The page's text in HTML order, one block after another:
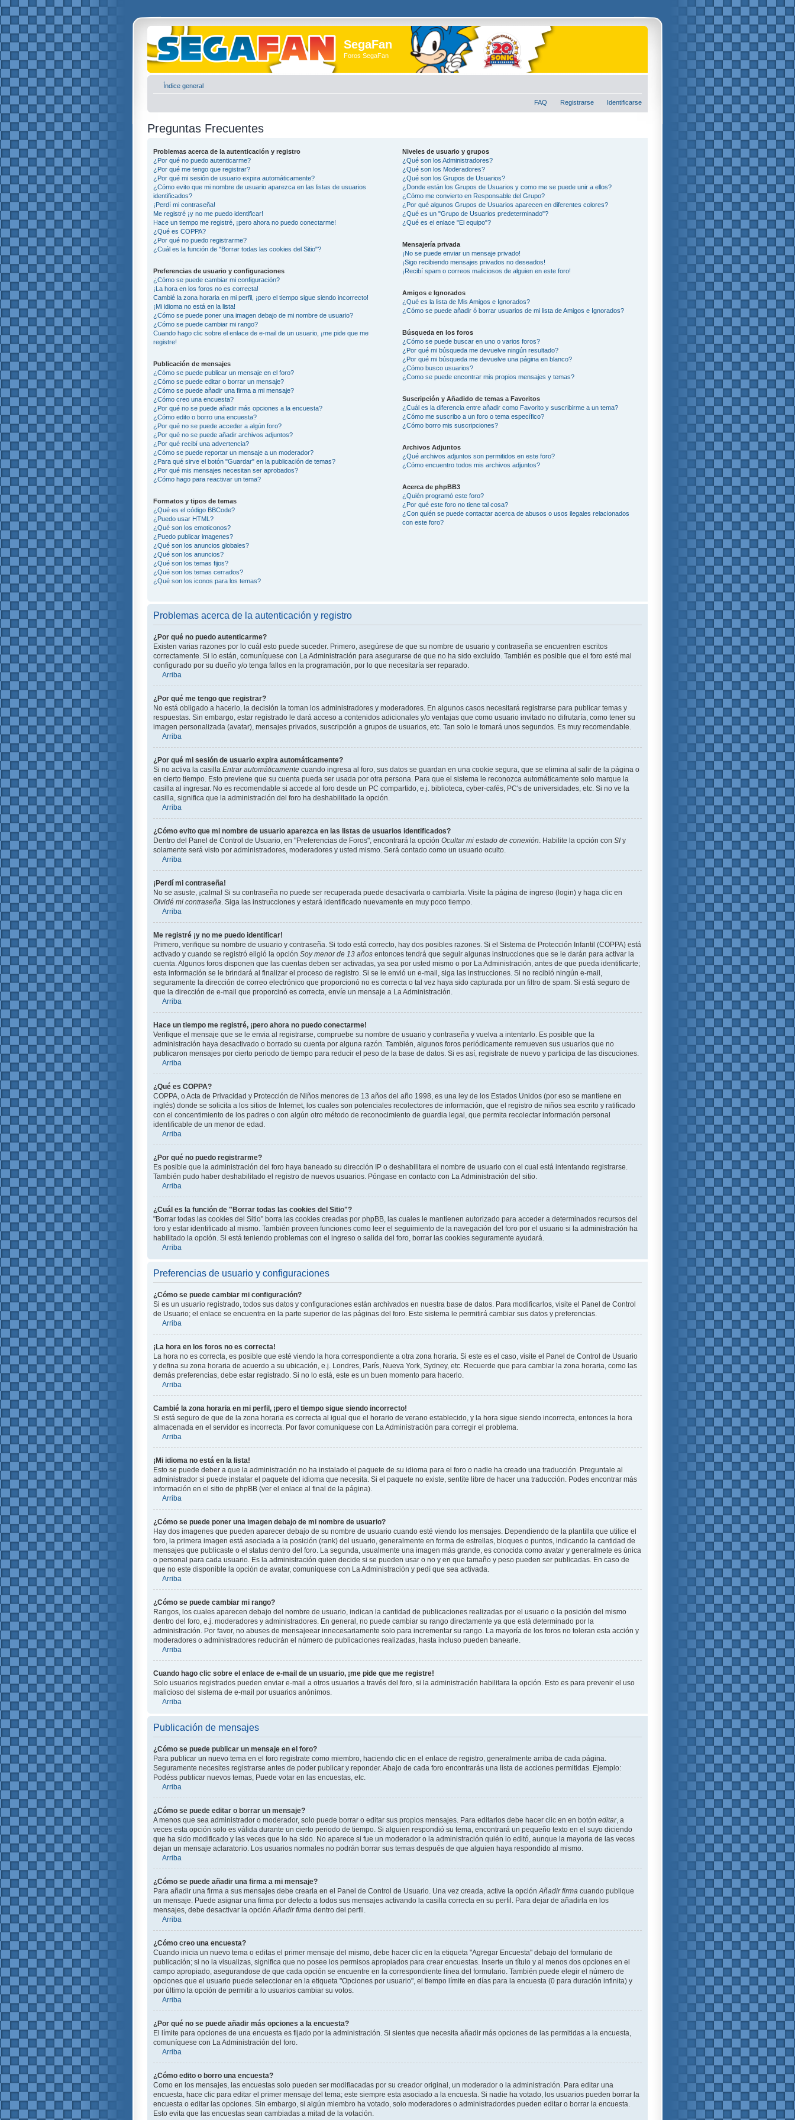
SegaFan
Foros SegaFan
Índice general
FAQ Registrarse Identificarse
Preguntas Frecuentes
Problemas acerca de la autenticación y registro
¿Por qué no puedo autenticarme?
¿Por qué me tengo que registrar?
¿Por qué mi sesión de usuario expira automáticamente?
¿Cómo evito que mi nombre de usuario aparezca en las listas de usuarios
identificados?
¡Perdí mi contraseña!
Me registré ¡y no me puedo identificar!
Hace un tiempo me registré, ¡pero ahora no puedo conectarme!
¿Qué es COPPA?
¿Por qué no puedo registrarme?
¿Cuál es la función de "Borrar todas las cookies del Sitio"?
Preferencias de usuario y configuraciones
¿Cómo se puede cambiar mi configuración?
¡La hora en los foros no es correcta!
Cambié la zona horaria en mi perfil, ¡pero el tiempo sigue siendo incorrecto!
¡Mi idioma no está en la lista!
¿Cómo se puede poner una imagen debajo de mi nombre de usuario?
¿Cómo se puede cambiar mi rango?
Cuando hago clic sobre el enlace de e-mail de un usuario, ¡me pide que me
registre!
Publicación de mensajes
¿Cómo se puede publicar un mensaje en el foro?
¿Cómo se puede editar o borrar un mensaje?
¿Cómo se puede añadir una firma a mi mensaje?
¿Cómo creo una encuesta?
¿Por qué no se puede añadir más opciones a la encuesta?
¿Cómo edito o borro una encuesta?
¿Por qué no se puede acceder a algún foro?
¿Por qué no se puede añadir archivos adjuntos?
¿Por qué recibí una advertencia?
¿Cómo se puede reportar un mensaje a un moderador?
¿Para qué sirve el botón "Guardar" en la publicación de temas?
¿Por qué mis mensajes necesitan ser aprobados?
¿Cómo hago para reactivar un tema?
Formatos y tipos de temas
¿Qué es el código BBCode?
¿Puedo usar HTML?
¿Qué son los emoticonos?
¿Puedo publicar imagenes?
¿Qué son los anuncios globales?
¿Qué son los anuncios?
¿Qué son los temas fijos?
¿Qué son los temas cerrados?
¿Qué son los iconos para los temas?
Niveles de usuario y grupos
¿Qué son los Administradores?
¿Qué son los Moderadores?
¿Qué son los Grupos de Usuarios?
¿Donde están los Grupos de Usuarios y como me se puede unir a ellos?
¿Cómo me convierto en Responsable del Grupo?
¿Por qué algunos Grupos de Usuarios aparecen en diferentes colores?
¿Qué es un "Grupo de Usuarios predeterminado"?
¿Qué es el enlace "El equipo"?
Mensajería privada
¡No se puede enviar un mensaje privado!
¡Sigo recibiendo mensajes privados no deseados!
¡Recibí spam o correos maliciosos de alguien en este foro!
Amigos e Ignorados
¿Qué es la lista de Mis Amigos e Ignorados?
¿Cómo se puede añadir ó borrar usuarios de mi lista de Amigos e Ignorados?
Búsqueda en los foros
¿Cómo se puede buscar en uno o varios foros?
¿Por qué mi búsqueda me devuelve ningún resultado?
¿Por qué mi búsqueda me devuelve una página en blanco?
¿Cómo busco usuarios?
¿Como se puede encontrar mis propios mensajes y temas?
Suscripción y Añadido de temas a Favoritos
¿Cuál es la diferencia entre añadir como Favorito y suscribirme a un tema?
¿Cómo me suscribo a un foro o tema específico?
¿Cómo borro mis suscripciones?
Archivos Adjuntos
¿Qué archivos adjuntos son permitidos en este foro?
¿Cómo encuentro todos mis archivos adjuntos?
Acerca de phpBB3
¿Quién programó este foro?
¿Por qué este foro no tiene tal cosa?
¿Con quién se puede contactar acerca de abusos o usos ilegales relacionados
con este foro?
Problemas acerca de la autenticación y registro
¿Por qué no puedo autenticarme?
Existen varias razones por lo cuál esto puede suceder. Primero, asegúrese de que su nombre de usuario y contraseña se encuentren escritos
correctamente. Si lo están, comuníquese con La Administración para asegurarse de que no ha sido excluído. También es posible que el foro esté mal
configurado por su dueño y/o tenga fallos en la programación, por lo que necesitaría ser reparado.
Arriba
¿Por qué me tengo que registrar?
No está obligado a hacerlo, la decisión la toman los administradores y moderadores. En algunos casos necesitará registrarse para publicar temas y
respuestas. Sin embargo, estar registrado le dará acceso a contenidos adicionales y/o ventajas que como usuario invitado no difrutaría, como tener su
imagen personalizada (avatar), mensajes privados, suscripción a grupos de usuarios, etc. Tan solo le tomará unos segundos. Es muy recomendable.
Arriba
¿Por qué mi sesión de usuario expira automáticamente?
Si no activa la casilla Entrar automáticamente cuando ingresa al foro, sus datos se guardan en una cookie segura, que se elimina al salir de la página o
en cierto tiempo. Esto previene que su cuenta pueda ser usada por otra persona. Para que el sistema le reconozca automáticamente solo marque la
casilla al ingresar. No es recomendable si accede al foro desde un PC compartido, e.j. biblioteca, cyber-cafés, PC's de universidades, etc. Si no ve la
casilla, significa que la administración del foro ha deshabilitado la opción.
Arriba
¿Cómo evito que mi nombre de usuario aparezca en las listas de usuarios identificados?
Dentro del Panel de Control de Usuario, en "Preferencias de Foros", encontrará la opción Ocultar mi estado de conexión . Habilite la opción con SI y
solamente será visto por administradores, moderadores y usted mismo. Será contado como un usuario oculto.
Arriba
¡Perdí mi contraseña!
No se asuste, ¡calma! Si su contraseña no puede ser recuperada puede desactivarla o cambiarla. Visite la página de ingreso (login) y haga clic en
Olvidé mi contraseña . Siga las instrucciones y estará identificado nuevamente en muy poco tiempo.
Arriba
Me registré ¡y no me puedo identificar!
Primero, verifique su nombre de usuario y contraseña. Si todo está correcto, hay dos posibles razones. Si el Sistema de Protección Infantil (COPPA) está
activado y cuando se registró eligió la opción Soy menor de 13 años entonces tendrá que seguir algunas instrucciones que se le darán para activar la
cuenta. Algunos foros disponen que las cuentas deben ser activadas, ya sea por usted mismo o por La Administración, antes de que pueda identificarte;
esta información se le brindará al finalizar el proceso de registro. Si se le envió un e-mail, siga las instrucciones. Si no recibió ningún e-mail,
seguramente la dirección de correo electrónico que proporcionó no es correcta o tal vez haya sido capturada por un filtro de spam. Si está seguro de
que la dirección de e-mail que proporcinó es correcta, envíe un mensaje a La Administración.
Arriba
Hace un tiempo me registré, ¡pero ahora no puedo conectarme!
Verifique el mensaje que se le envia al registrarse, compruebe su nombre de usuario y contraseña y vuelva a intentarlo. Es posible que la
administración haya desactivado o borrado su cuenta por alguna razón. También, algunos foros periódicamente remueven sus usuarios que no
publicaron mensajes por cierto periodo de tiempo para reducir el peso de la base de datos. Si es así, registrate de nuevo y participa de las discuciones.
Arriba
¿Qué es COPPA?
COPPA, o Acta de Privacidad y Protección de Niños menores de 13 años del año 1998, es una ley de los Estados Unidos (por eso se mantiene en
inglés) donde se solicita a los sitios de Internet, los cuales son potenciales recolectores de información, que el registro de niños sea escrito y ratificado
con el concentimiento de los padres o con algún otro método de reconocimiento de guardia legal, que permita recolectar información personal
identificable de un menor de edad.
Arriba
¿Por qué no puedo registrarme?
Es posible que la administración del foro haya baneado su dirección IP o deshabilitara el nombre de usuario con el cual está intentando registrarse.
También pudo haber deshabilitado el registro de nuevos usuarios. Póngase en contacto con La Administración del sitio.
Arriba
¿Cuál es la función de "Borrar todas las cookies del Sitio"?
"Borrar todas las cookies del Sitio" borra las cookies creadas por phpBB, las cuales le mantienen autorizado para acceder a determinados recursos del
foro y estar identificado al mismo. También proveen funciones como leer el seguimiento de la navegación del foro por el usuario si la administración ha
habilitado la opción. Si está teniendo problemas con el ingreso o salida del foro, borrar las cookies seguramente ayudará.
Arriba
Preferencias de usuario y configuraciones
¿Cómo se puede cambiar mi configuración?
Si es un usuario registrado, todos sus datos y configuraciones están archivados en nuestra base de datos. Para modificarlos, visite el Panel de Control
de Usuario; el enlace se encuentra en la parte superior de las páginas del foro. Este sistema le permitirá cambiar sus datos y preferencias.
Arriba
¡La hora en los foros no es correcta!
La hora no es correcta, es posible que esté viendo la hora correspondiente a otra zona horaria. Si este es el caso, visite el Panel de Control de Usuario
y defina su zona horaria de acuerdo a su ubicación, e.j. Londres, París, Nueva York, Sydney, etc. Recuerde que para cambiar la zona horaria, como las
demás preferencias, debe estar registrado. Si no lo está, este es un buen momento para hacerlo.
Arriba
Cambié la zona horaria en mi perfil, ¡pero el tiempo sigue siendo incorrecto!
Si está seguro de que de la zona horaria es correcta al igual que el horario de verano establecido, y la hora sigue siendo incorrecta, entonces la hora
almacenada en el servidor es incorrecta. Por favor comuniquese con La Administración para corregir el problema.
Arriba
¡Mi idioma no está en la lista!
Esto se puede deber a que la administración no ha instalado el paquete de su idioma para el foro o nadie ha creado una traducción. Preguntale al
administrador si puede instalar el paquete del idioma que necesita. Si el paquete no existe, sentíte libre de hacer una traducción. Podes encontrar más
información en el sitio de phpBB (ver el enlace al final de la página).
Arriba
¿Cómo se puede poner una imagen debajo de mi nombre de usuario?
Hay dos imagenes que pueden aparecer debajo de su nombre de usuario cuando esté viendo los mensajes. Dependiendo de la plantilla que utilice el
foro, la primera imagen está asociada a la posición (rank) del usuario, generalmente en forma de estrellas, bloques o puntos, indicando la cantidad de
mensajes que publicaste o el status dentro del foro. La segunda, usualmente una imagen más grande, es conocida como avatar y generalmete es única
o personal para cada usuario. Es la administración quien decide si se pueden usar o no y en que tamaño y peso pueden ser publicadas. En caso de
que no este disponible la opción de avatar, comuniquese con La Administración y pedí que sea activada.
Arriba
¿Cómo se puede cambiar mi rango?
Rangos, los cuales aparecen debajo del nombre de usuario, indican la cantidad de publicaciones realizadas por el usuario o la posición del mismo
dentro del foro, e.j. moderadores y administradores. En general, no puede cambiar su rango directamente ya que está determinado por la
administración. Por favor, no abuses de mensajeear innecesariamente solo para incrementar su rango. La mayoría de los foros no toleran esta acción y
moderadores o administradores reducirán el número de publicaciones realizadas, hasta incluso pueden banearle.
Arriba
Cuando hago clic sobre el enlace de e-mail de un usuario, ¡me pide que me registre!
Solo usuarios registrados pueden enviar e-mail a otros usuarios a través del foro, si la administración habilitara la opción. Esto es para prevenir el uso
malicioso del sistema de e-mail por usuarios anónimos.
Arriba
Publicación de mensajes
¿Cómo se puede publicar un mensaje en el foro?
Para publicar un nuevo tema en el foro registrate como miembro, haciendo clic en el enlace de registro, generalmente arriba de cada página.
Seguramente necesites registrarse antes de poder publicar y reponder. Abajo de cada foro encontrarás una lista de acciones permitidas. Ejemplo:
Podéss publicar nuevos temas, Puede votar en las encuestas, etc.
Arriba
¿Cómo se puede editar o borrar un mensaje?
A menos que sea administrador o moderador, solo puede borrar o editar sus propios mensajes. Para editarlos debe hacer clic en en botón editar, a
veces esta opción solo es válida durante un cierto periodo de tiempo. Si alguien respondió su tema, encontrará un pequeño texto en el suyo diciendo
que ha sido modificado y las veces que lo ha sido. No aparece si fue un moderador o la administración quién lo editó, aunque la mayoria de las veces
dejan un mensaje aclaratorio. Los usuarios normales no podrán borrar sus temas después de que alguien haya respondido al mismo.
Arriba
¿Cómo se puede añadir una firma a mi mensaje?
Para añadir una firma a sus mensajes debe crearla en el Panel de Control de Usuario. Una vez creada, active la opción Añadir firma cuando publique
un mensaje. Puede asignar una firma por defecto a todos sus mensajes activando la casilla correcta en su perfil. Para dejar de añadirla en los
mensajes, debe desactivar la opción Añadir firma dentro del perfil.
Arriba
¿Cómo creo una encuesta?
Cuando inicia un nuevo tema o editas el primer mensaje del mismo, debe hacer clic en la etiqueta "Agregar Encuesta" debajo del formulario de
publicación; si no la visualizas, significa que no posee los permisos apropiados para crear encuestas. Inserte un título y al menos dos opciones en el
campo apropiado, asegurandose de que cada opción se encuentre en la correspondiente línea del formulario. También puede elegir el número de
opciones que el usuario puede seleccionar en la etiqueta "Opciones por usuario", el tiempo límite en días para la encuesta (0 para duración infinita) y
por último la opción de permitir a lo usuarios cambiar su votos.
Arriba
¿Por qué no se puede añadir más opciones a la encuesta?
El límite para opciones de una encuesta es fijado por la administración. Si sientes que necesita añadir más opciones de las permitidas a la encuesta,
comuníquese con La Administración del foro.
Arriba
¿Cómo edito o borro una encuesta?
Como en los mensajes, las encuestas solo pueden ser modifiacadas por su creador original, un moderador o la administración. Para editar una
encuesta, hace clic para editar el primer mensaje del tema; este siempre esta asociado a la encuesta. Si nadie ha votado, los usuarios pueden borrar la
encuesta o editar las opciones. Sin embargo, si algún miembro ha votado, solo moderadores o administradordes pueden editar o borrar la encuesta.
Esto evita que las encuestas sean cambiadas a mitad de la votación.